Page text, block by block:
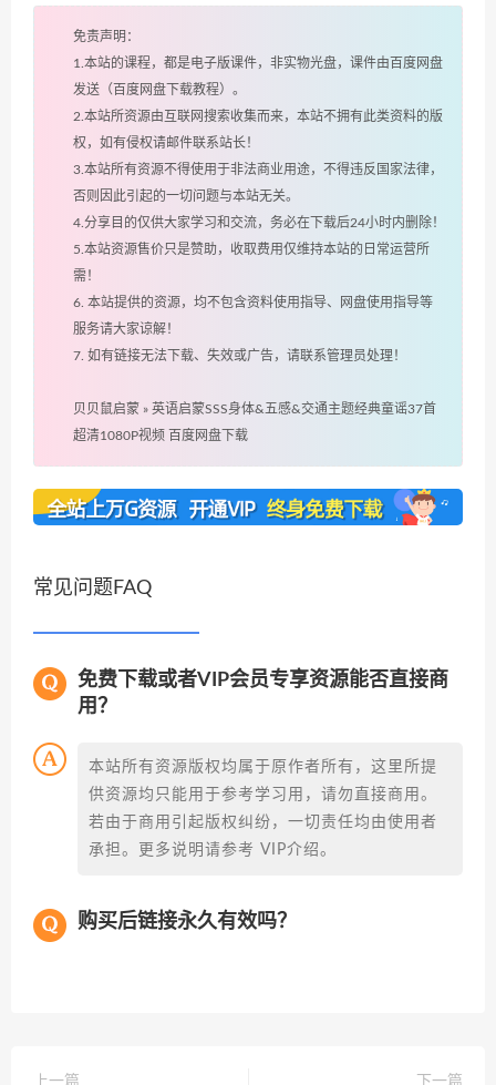
免责声明：
1.本站的课程，都是电子版课件，非实物光盘，课件由百度网盘
发送（百度网盘下载教程）。
2.本站所资源由互联网搜索收集而来，本站不拥有此类资料的版
权，如有侵权请邮件联系站长！
3.本站所有资源不得使用于非法商业用途，不得违反国家法律，
否则因此引起的一切问题与本站无关。
4.分享目的仅供大家学习和交流，务必在下载后24小时内删除！
5.本站资源售价只是赞助，收取费用仅维持本站的日常运营所
需！
6. 本站提供的资源，均不包含资料使用指导、网盘使用指导等
服务请大家谅解！
7. 如有链接无法下载、失效或广告，请联系管理员处理！
贝贝鼠启蒙 » 英语启蒙SSS身体&五感&交通主题经典童谣37首
超清1080P视频 百度网盘下载
常见问题FAQ
免费下载或者VIP会员专享资源能否直接商
用？
本站所有资源版权均属于原作者所有，这里所提
供资源均只能用于参考学习用，请勿直接商用。
若由于商用引起版权纠纷，一切责任均由使用者
承担。更多说明请参考 VIP介绍。
购买后链接永久有效吗？
上一篇 下一篇